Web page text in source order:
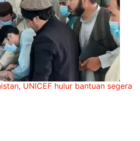
UNICEF hulur bantuan segera